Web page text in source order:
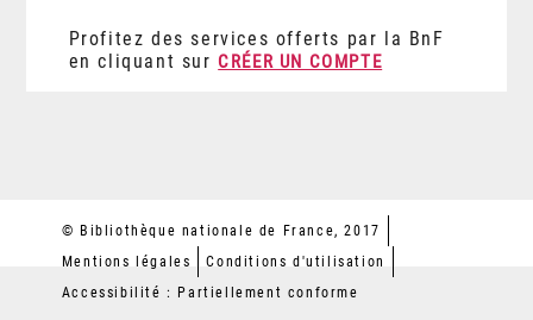
Profitez des services offerts par la BnF
en cliquant sur CRÉER UN COMPTE
© Bibliothèque nationale de France, 2017
Mentions légales
Conditions d'utilisation
Accessibilité : Partiellement conforme